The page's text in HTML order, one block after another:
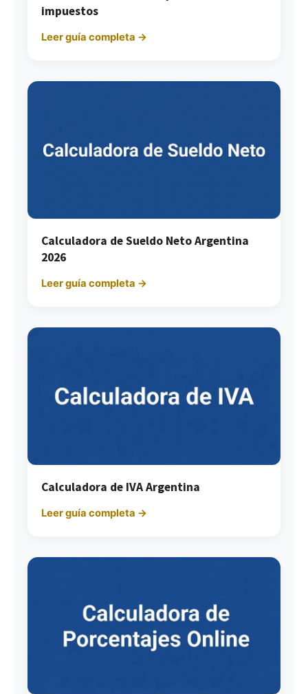
impuestos
Leer guía completa →
Calculadora de Sueldo Neto Argentina
2026
Leer guía completa →
Calculadora de IVA Argentina
Leer guía completa →